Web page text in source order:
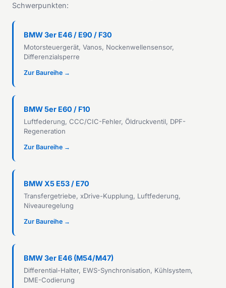
Schwerpunkten:
BMW 3er E46 / E90 / F30
Motorsteuergerät, Vanos, Nockenwellensensor,
Differenzialsperre
Zur Baureihe →
BMW 5er E60 / F10
Luftfederung, CCC/CIC-Fehler, Öldruckventil, DPF-
Regeneration
Zur Baureihe →
BMW X5 E53 / E70
Transfergetriebe, xDrive-Kupplung, Luftfederung,
Niveauregelung
Zur Baureihe →
BMW 3er E46 (M54/M47)
Differential-Halter, EWS-Synchronisation, Kühlsystem,
DME-Codierung